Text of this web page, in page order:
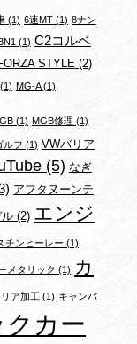
(1) 6速MT (1) 8ナン
(1) C2コルベ
STYLE (2)
MG-A(1)
(1) MGB修理 (1)
ルフ (1) VWバリア
(5) なぎ
アフタヌーンテ
(2) エンジ
チンヒーレー (1)
メタリック (1) カ
ア加工 (1) キャンバ
カー